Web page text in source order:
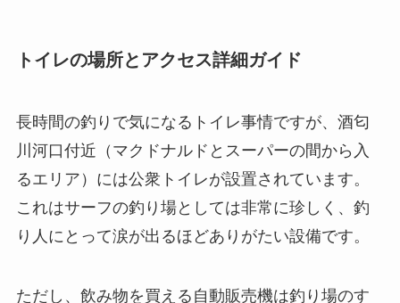
トイレの場所とアクセス詳細ガイド
長時間の釣りで気になるトイレ事情ですが、酒匂
川河口付近（マクドナルドとスーパーの間から入
るエリア）には公衆トイレが設置されています。
これはサーフの釣り場としては非常に珍しく、釣
り人にとって涙が出るほどありがたい設備です。
ただし、飲み物を買える自動販売機は釣り場のす